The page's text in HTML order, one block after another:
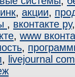
, акции,
, вконтакте ру
, www
,
, livejournal com